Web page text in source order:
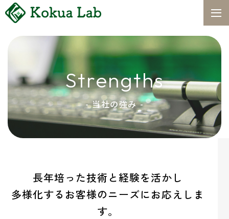
Strengths
- 当社の強み -
長年培った技術と経験を活かし
多様化するお客様のニーズにお応えしま
す。